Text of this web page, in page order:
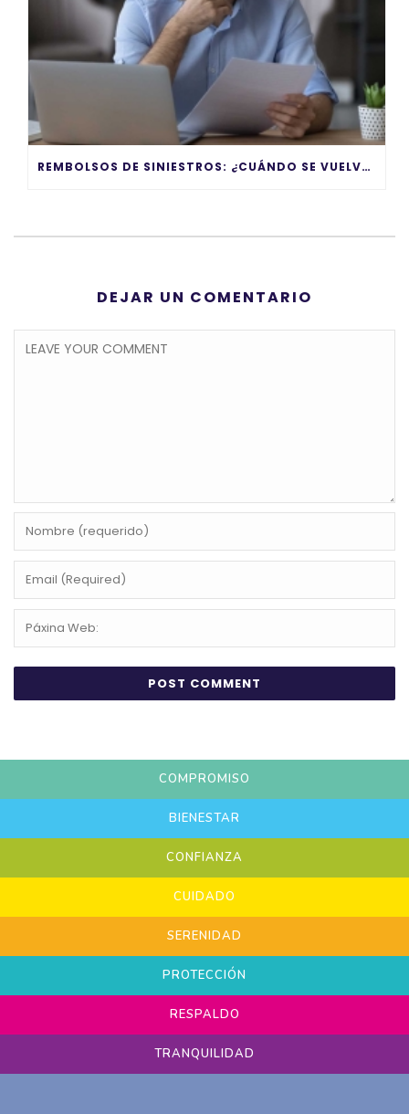
REMBOLSOS DE SINIESTROS: ¿CUÁNDO SE VUELVEN UN PROBLEMA?
DEJAR UN COMENTARIO
COMPROMISO
BIENESTAR
CONFIANZA
CUIDADO
SERENIDAD
PROTECCIÓN
RESPALDO
TRANQUILIDAD